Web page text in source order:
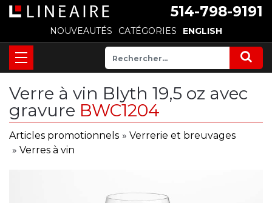
514-798-9191
NOUVEAUTÉS CATÉGORIES ENGLISH
Verre à vin Blyth 19,5 oz avec
gravure BWC1204
Articles promotionnels » Verrerie et breuvages
» Verres à vin